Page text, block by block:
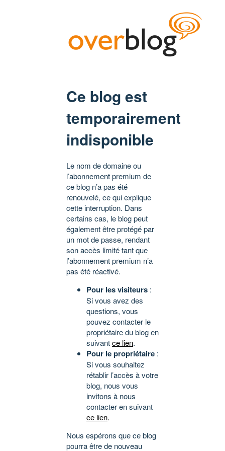
Ce blog est
temporairement
indisponible
Le nom de domaine ou
l’abonnement premium de
ce blog n’a pas été
renouvelé, ce qui explique
cette interruption. Dans
certains cas, le blog peut
également être protégé par
un mot de passe, rendant
son accès limité tant que
l’abonnement premium n’a
pas été réactivé.
Pour les visiteurs :
Si vous avez des
questions, vous
pouvez contacter le
propriétaire du blog en
suivantce lien.
Pour le propriétaire :
Si vous souhaitez
rétablir l’accès à votre
blog, nous vous
invitons à nous
contacter en suivant
ce lien.
Nous espérons que ce blog
pourra être de nouveau